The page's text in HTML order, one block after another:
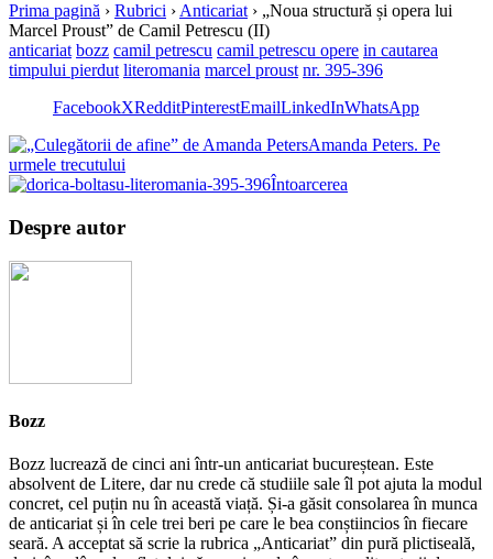
Prima pagină › Rubrici › Anticariat › „Noua structură și opera lui
Marcel Proust” de Camil Petrescu (II)
anticariat bozz camil petrescu camil petrescu opere in cautarea
timpului pierdut literomania marcel proust nr. 395-396
FacebookXRedditPinterestEmailLinkedInWhatsApp
Amanda Peters. Pe
urmele trecutului
Întoarcerea
Despre autor
Bozz
Bozz lucrează de cinci ani într-un anticariat bucureștean. Este
absolvent de Litere, dar nu crede că studiile sale îl pot ajuta la modul
concret, cel puțin nu în această viață. Și-a găsit consolarea în munca
de anticariat și în cele trei beri pe care le bea conștiincios în fiecare
seară. A acceptat să scrie la rubrica „Anticariat” din pură plictiseală,